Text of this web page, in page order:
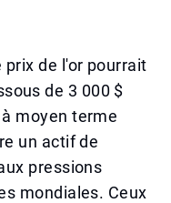
de l'or pourrait
de 3 000 $
moyen terme
un actif de
pressions
mondiales. Ceux